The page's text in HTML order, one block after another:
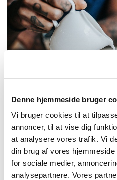
Denne hjemmeside bruger
Vi bruger cookies til at
annoncer, til at vise dig
at analysere vores trafik. Vi
din brug af vores
for sociale medier,
analysepartnere. Vores
Tirsdag 27. oktober
Cafe, Rigensgade 21,